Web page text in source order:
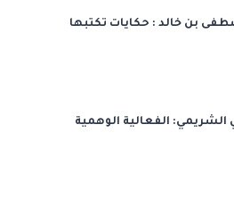
بن خالد : حكايات تكتبها
الشريمي: الفعالية الوهمية